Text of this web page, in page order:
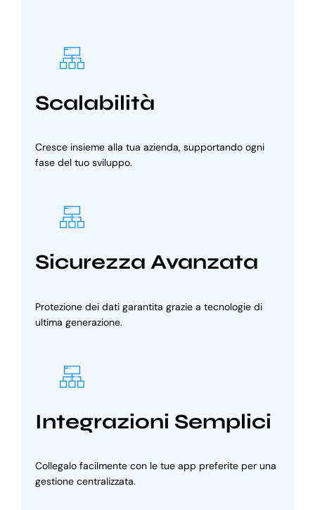
Scalabilità
Cresce insieme alla tua azienda, supportando ogni
fase del tuo sviluppo.
Sicurezza Avanzata
Protezione dei dati garantita grazie a tecnologie di
ultima generazione.
Integrazioni Semplici
Collegalo facilmente con le tue app preferite per una
gestione centralizzata.